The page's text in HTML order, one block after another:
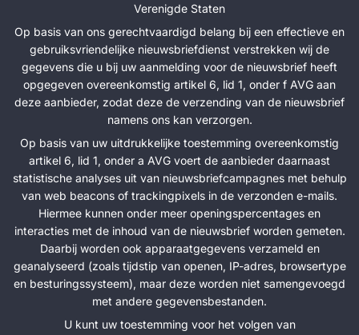
Verenigde Staten
Op basis van ons gerechtvaardigd belang bij een effectieve en
gebruiksvriendelijke nieuwsbriefdienst verstrekken wij de
gegevens die u bij uw aanmelding voor de nieuwsbrief heeft
opgegeven overeenkomstig artikel 6, lid 1, onder f AVG aan
deze aanbieder, zodat deze de verzending van de nieuwsbrief
namens ons kan verzorgen.
Op basis van uw uitdrukkelijke toestemming overeenkomstig
artikel 6, lid 1, onder a AVG voert de aanbieder daarnaast
statistische analyses uit van nieuwsbriefcampagnes met behulp
van web beacons of trackingpixels in de verzonden e-mails.
Hiermee kunnen onder meer openingspercentages en
interacties met de inhoud van de nieuwsbrief worden gemeten.
Daarbij worden ook apparaatgegevens verzameld en
geanalyseerd (zoals tijdstip van openen, IP-adres, browsertype
en besturingssysteem), maar deze worden niet samengevoegd
met andere gegevensbestanden.
U kunt uw toestemming voor het volgen van